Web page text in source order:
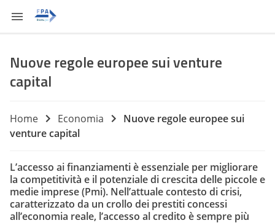
Nuove regole europee sui venture
capital
Home Economia
Nuove regole europee sui
venture capital
L’accesso ai finanziamenti è essenziale per migliorare
la competitività e il potenziale di crescita delle piccole e
medie imprese (Pmi). Nell’attuale contesto di crisi,
caratterizzato da un crollo dei prestiti concessi
all’economia reale, l’accesso al credito è sempre più